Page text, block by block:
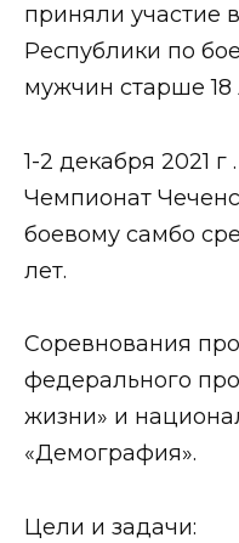
приняли участие
Республики по
мужчин старше 18
1-2 декабря 2021
Чемпионат
боевому самбо
лет.
Соревнования
федерального
жизни» и
«Демография».
Цели и задачи: